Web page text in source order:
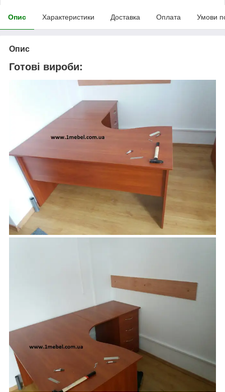
Опис Характеристики Доставка Оплата Умови
Опис
Готові вироби: